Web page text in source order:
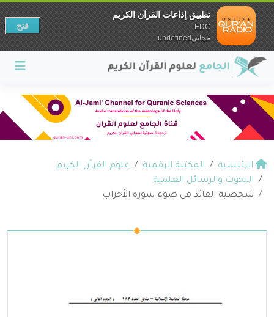
الرئيسية المكتبة الرقمية
علوم القرآن الكريم
البحوث والرسائل العلمية
شخصية القائد في ضوء سورة الأحزاب
تطبيق إذاعات القرآن الكريم
EDC
مجانيundefined
فتح